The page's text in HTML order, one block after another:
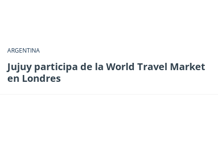
ARGENTINA
Jujuy participa de la World Travel Market
en Londres